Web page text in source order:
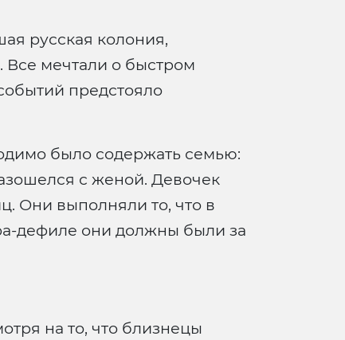
русская колония,
Все мечтали о быстром
предстояло
было содержать семью:
с женой. Девочек
Они выполняли то, что в
дефиле они должны были за
на то, что близнецы